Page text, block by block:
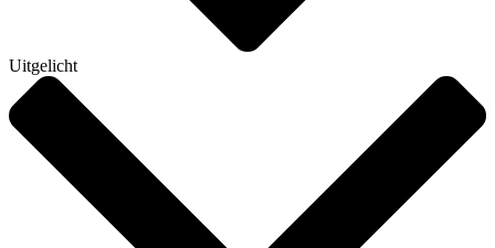
Uitgelicht